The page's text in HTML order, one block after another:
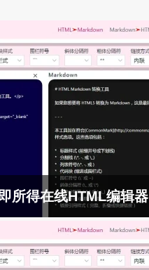
所得在线HTML编辑器